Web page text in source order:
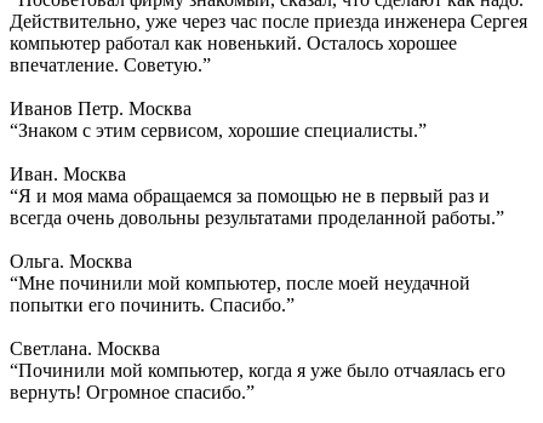
Действительно, уже через час после приезда инженера Сергея
компьютер работал как новенький. Осталось хорошее
впечатление. Советую.”
Иванов Петр. Москва
“Знаком с этим сервисом, хорошие специалисты.”
Иван. Москва
“Я и моя мама обращаемся за помощью не в первый раз и
всегда очень довольны результатами проделанной работы.”
Ольга. Москва
“Мне починили мой компьютер, после моей неудачной
попытки его починить. Спасибо.”
Светлана. Москва
“Починили мой компьютер, когда я уже было отчаялась его
вернуть! Огромное спасибо.”